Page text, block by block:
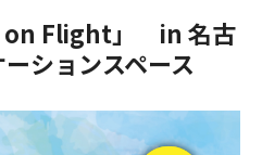
on Flight」 in 名古
ションスペース